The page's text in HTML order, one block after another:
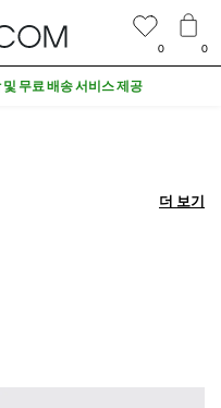
더 보기
더 보기
0 0
무료 배송 서비스 제공